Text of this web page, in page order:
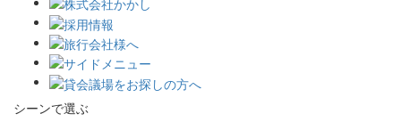
シーンで選ぶ